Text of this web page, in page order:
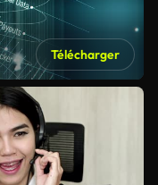
Télécharger